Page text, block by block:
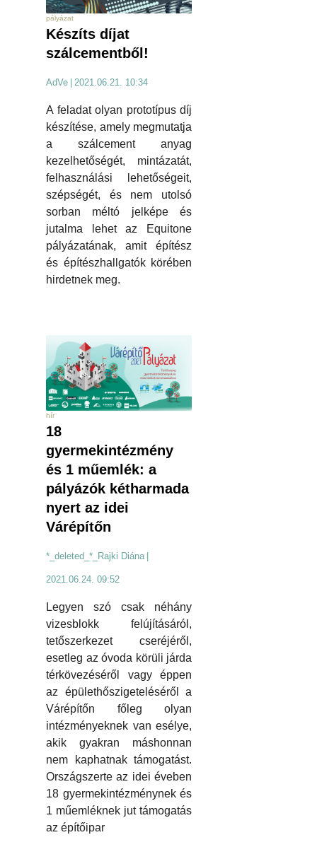
pályázat
Készíts díjat
szálcementből!
AdVe 2021.06.21. 10:34
A feladat olyan prototípus díj
készítése, amely megmutatja
a szálcement anyag
kezelhetőségét, mintázatát,
felhasználási lehetőségeit,
szépségét, és nem utolsó
sorban méltó jelképe és
jutalma lehet az Equitone
pályázatának, amit építész
és építészhallgatók körében
hirdetnek meg.
hír
18
gyermekintézmény
és 1 műemlék: a
pályázók kétharmada
nyert az idei
Várépítőn
*_deleted_*_Rajki Diána
2021.06.24. 09:52
Legyen szó csak néhány
vizesblokk felújításáról,
tetőszerkezet cseréjéről,
esetleg az óvoda körüli járda
térkövezéséről vagy éppen
az épülethőszigeteléséről a
Várépítőn főleg olyan
intézményeknek van esélye,
akik gyakran máshonnan
nem kaphatnak támogatást.
Országszerte az idei éveben
18 gyermekintézménynek és
1 műemléknek jut támogatás
az építőipar